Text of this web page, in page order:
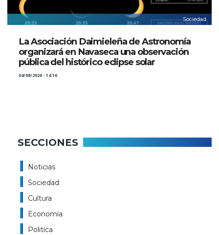
Sociedad
La Asociación Daimieleña de Astronomía
organizará en Navaseca una observación
pública del histórico eclipse solar
04/08/2026 - 14:16
SECCIONES
Noticias
Sociedad
Cultura
Economía
Politíca